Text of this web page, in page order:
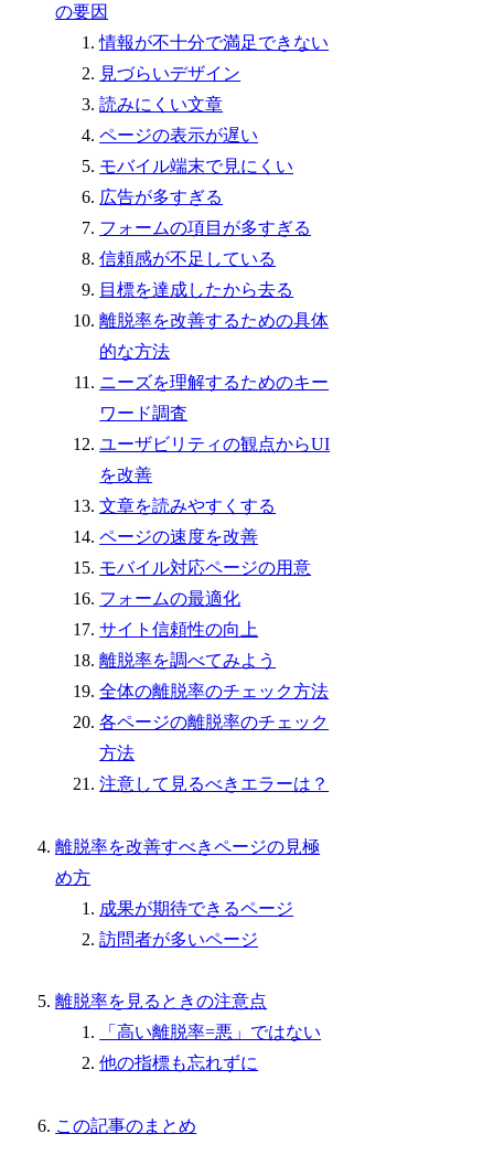
の要因
情報が不十分で満足できない
見づらいデザイン
読みにくい文章
ページの表示が遅い
モバイル端末で見にくい
広告が多すぎる
フォームの項目が多すぎる
信頼感が不足している
目標を達成したから去る
離脱率を改善するための具体
的な方法
ニーズを理解するためのキー
ワード調査
ユーザビリティの観点からUI
を改善
文章を読みやすくする
ページの速度を改善
モバイル対応ページの用意
フォームの最適化
サイト信頼性の向上
離脱率を調べてみよう
全体の離脱率のチェック方法
各ページの離脱率のチェック
方法
注意して見るべきエラーは？
離脱率を改善すべきページの見極
め方
成果が期待できるページ
訪問者が多いページ
離脱率を見るときの注意点
「高い離脱率=悪」ではない
他の指標も忘れずに
この記事のまとめ